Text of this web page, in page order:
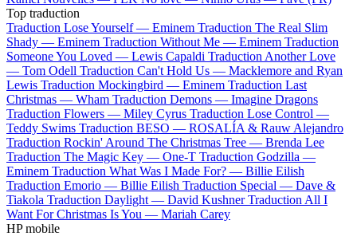
Top traduction
Traduction Lose Yourself — Eminem Traduction The Real Slim
Shady — Eminem Traduction Without Me — Eminem Traduction
Someone You Loved — Lewis Capaldi Traduction Another Love
— Tom Odell Traduction Can't Hold Us — Macklemore and Ryan
Lewis Traduction Mockingbird — Eminem Traduction Last
Christmas — Wham Traduction Demons — Imagine Dragons
Traduction Flowers — Miley Cyrus Traduction Lose Control —
Teddy Swims Traduction BESO — ROSALÍA & Rauw Alejandro
Traduction Rockin' Around The Christmas Tree — Brenda Lee
Traduction The Magic Key — One-T Traduction Godzilla —
Eminem Traduction What Was I Made For? — Billie Eilish
Traduction Emorio — Billie Eilish Traduction Special — Dave &
Tiakola Traduction Daylight — David Kushner Traduction All I
Want For Christmas Is You — Mariah Carey
HP mobile